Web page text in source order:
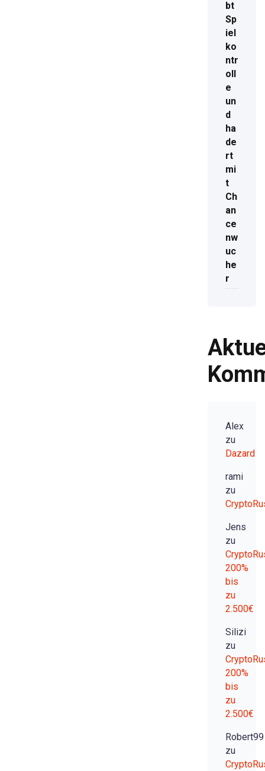
bt
Sp
iel
ko
ntr
oll
e
un
d
ha
de
rt
mi
t
Ch
an
ce
nw
uc
he
r
Alex
zu
Dazard
rami
zu
Jens
zu
200%
bis
zu
2.500€
Silizi
zu
200%
bis
zu
2.500€
Robert99
zu